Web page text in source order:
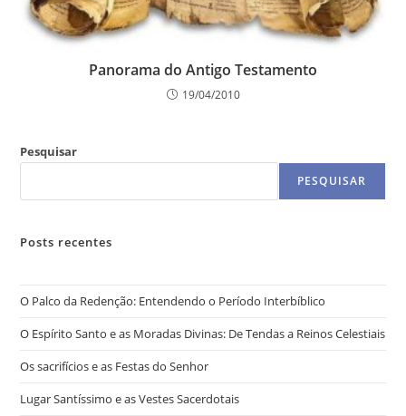
Panorama do Antigo Testamento
19/04/2010
Pesquisar
PESQUISAR
Posts recentes
O Palco da Redenção: Entendendo o Período Interbíblico
O Espírito Santo e as Moradas Divinas: De Tendas a Reinos Celestiais
Os sacrifícios e as Festas do Senhor
Lugar Santíssimo e as Vestes Sacerdotais